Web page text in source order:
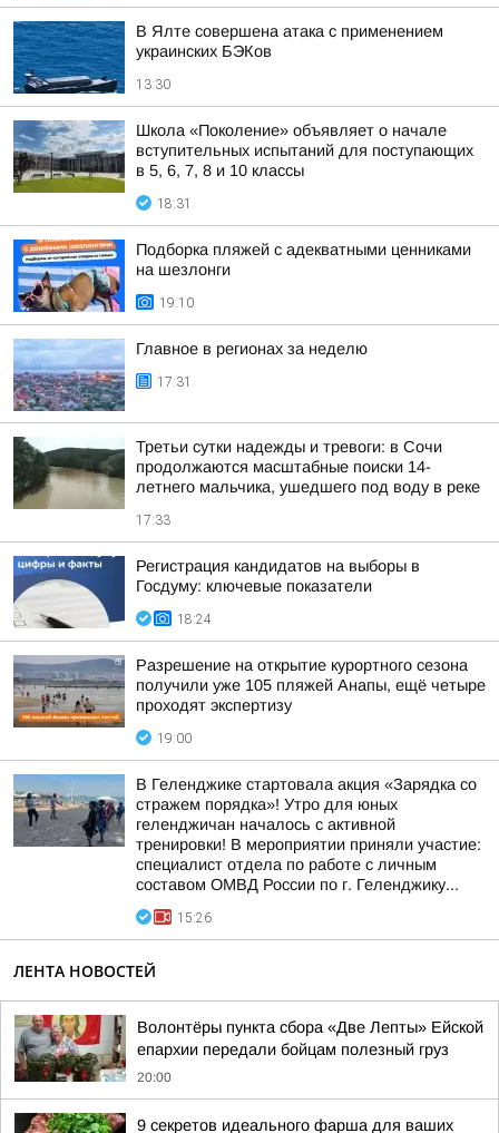
В Ялте совершена атака с применением
украинских БЭКов
13:30
Школа «Поколение» объявляет о начале
вступительных испытаний для поступающих
в 5, 6, 7, 8 и 10 классы
18:31
Подборка пляжей с адекватными ценниками
на шезлонги
19:10
Главное в регионах за неделю
17:31
Третьи сутки надежды и тревоги: в Сочи
продолжаются масштабные поиски 14-
летнего мальчика, ушедшего под воду в реке
17:33
Регистрация кандидатов на выборы в
Госдуму: ключевые показатели
18:24
Разрешение на открытие курортного сезона
получили уже 105 пляжей Анапы, ещё четыре
проходят экспертизу
19:00
В Геленджике стартовала акция «Зарядка со
стражем порядка»! Утро для юных
геленджичан началось с активной
тренировки! В мероприятии приняли участие:
специалист отдела по работе с личным
составом ОМВД России по г. Геленджику...
15:26
ЛЕНТА НОВОСТЕЙ
Волонтёры пункта сбора «Две Лепты» Ейской
епархии передали бойцам полезный груз
20:00
9 секретов идеального фарша для ваших